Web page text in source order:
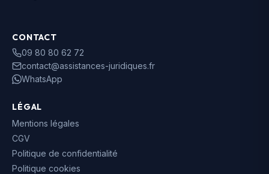
CONTACT
09 80 80 62 72
contact@assistances-juridiques.fr
WhatsApp
LÉGAL
Mentions légales
CGV
Politique de confidentialité
Politique cookies